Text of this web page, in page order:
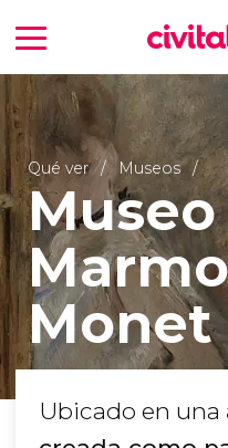
Qué ver Museos
Museo
Monet
Ubicado en una